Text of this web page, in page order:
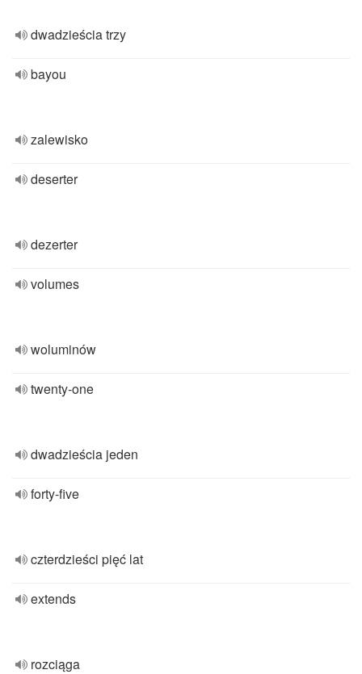
dwadzieścia trzy
bayou
zalewisko
deserter
dezerter
volumes
woluminów
twenty-one
dwadzieścia jeden
forty-five
czterdzieści pięć lat
extends
rozciąga